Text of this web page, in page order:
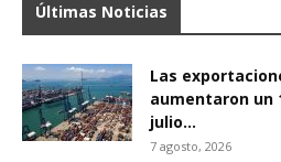
Últimas Noticias
Las
aumentaron un
julio...
7 agosto, 2026